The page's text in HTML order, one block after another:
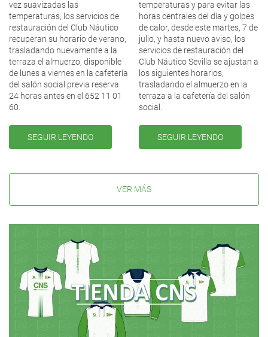
vez suavizadas las
temperaturas, los servicios de
restauración del Club Náutico
recuperan su horario de verano,
trasladando nuevamente a la
terraza el almuerzo, disponible
de lunes a viernes en la cafetería
del salón social previa reserva
24 horas antes en el 652 11 01
60.
SEGUIR LEYENDO
temperaturas y para evitar las
horas centrales del día y golpes
de calor, desde este martes, 7 de
julio, y hasta nuevo aviso, los
servicios de restauración del
Club Náutico Sevilla se ajustan a
los siguientes horarios,
trasladando el almuerzo en la
terraza a la cafetería del salón
social.
SEGUIR LEYENDO
VER MÁS